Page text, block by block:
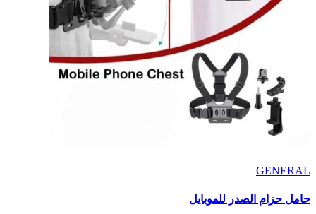
GENERAL
حامل حزام الصدر للموبايل